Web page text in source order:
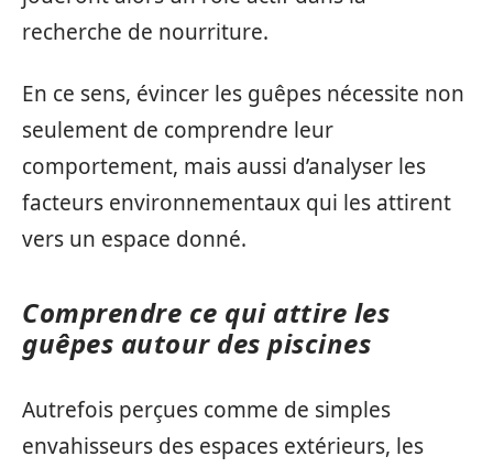
recherche de nourriture.
En ce sens, évincer les guêpes nécessite non
seulement de comprendre leur
comportement, mais aussi d’analyser les
facteurs environnementaux qui les attirent
vers un espace donné.
Comprendre ce qui attire les
guêpes autour des piscines
Autrefois perçues comme de simples
envahisseurs des espaces extérieurs, les